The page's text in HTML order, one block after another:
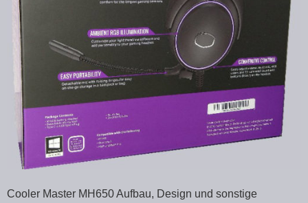
Cooler Master MH650 Aufbau, Design und sonstige